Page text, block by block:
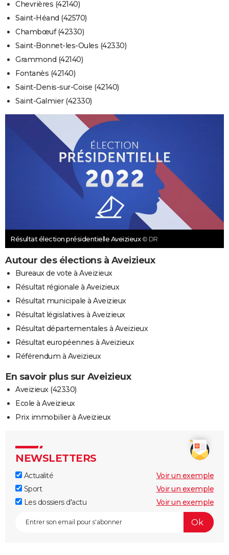
Chevrières (42140)
Saint-Héand (42570)
Chambœuf (42330)
Saint-Bonnet-les-Oules (42330)
Grammond (42140)
Fontanès (42140)
Saint-Denis-sur-Coise (42140)
Saint-Galmier (42330)
Résultat élection présidentielle Aveizieux © DR
Autour des élections à Aveizieux
Bureaux de vote à Aveizieux
Résultat régionale à Aveizieux
Résultat municipale à Aveizieux
Résultat législatives à Aveizieux
Résultat départementales à Aveizieux
Résultat européennes à Aveizieux
Référendum à Aveizieux
En savoir plus sur Aveizieux
Aveizieux (42330)
Ecole à Aveizieux
Prix immobilier à Aveizieux
NEWSLETTERS
Actualité
Voir un exemple
Sport
Voir un exemple
Les dossiers d'actu
Voir un exemple